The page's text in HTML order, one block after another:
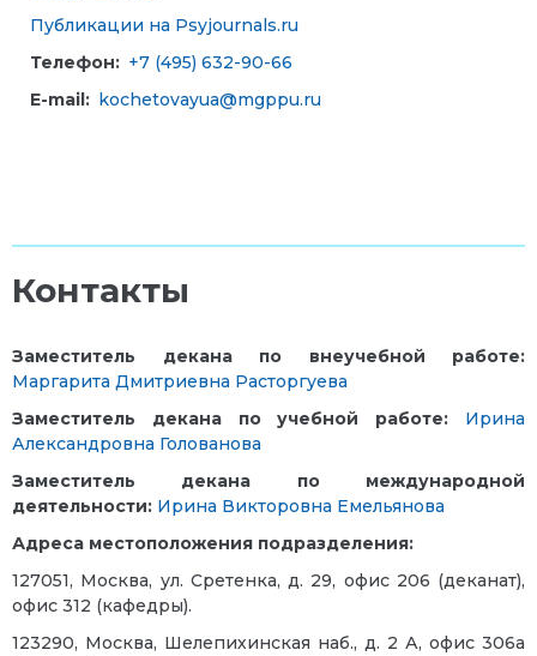
Публикации на Psyjournals.ru
Телефон: +7 (495) 632-90-66
E-mail: kochetovayua@mgppu.ru
Контакты
Заместитель декана по внеучебной работе:
Маргарита Дмитриевна Расторгуева
Заместитель декана по учебной работе: Ирина
Александровна Голованова
Заместитель декана по международной
деятельности: Ирина Викторовна Емельянова
Адреса местоположения подразделения:
127051, Москва, ул. Сретенка, д. 29, офис 206 (деканат),
офис 312 (кафедры).
123290, Москва, Шелепихинская наб., д. 2 А, офис 306а